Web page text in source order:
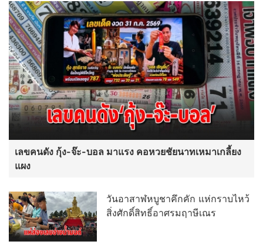
เลขคนดัง กุ้ง-จ๊ะ-บอล มาแรง คอหวยชัยนาทเหมาเกลี้ยง
แผง
วันอาสาฬหบูชาคึกคัก แห่กราบไหว้
สิ่งศักดิ์สิทธิ์อาศรมฤาษีเณร